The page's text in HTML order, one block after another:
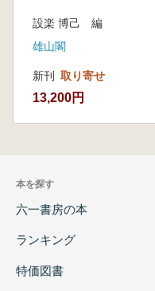
設楽 博己 編
雄山閣
新刊 取り寄せ
13,200円
本を探す
六一書房の本
ランキング
特価図書